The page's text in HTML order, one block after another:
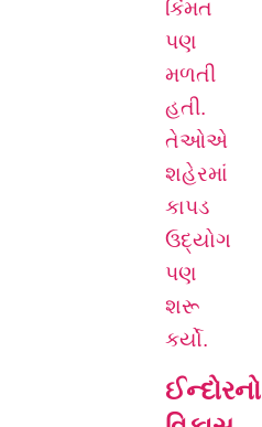
કિંમત
પણ
મળતી
હતી.
તેઓએ
શહેરમાં
કાપડ
ઉદ્યોગ
પણ
શરૂ
કર્યો.
ઈન્દોરનો